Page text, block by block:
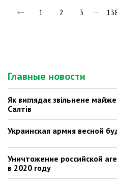
1 2 3 …
Главные новости
Як виглядає звільнене
Салтів
Украинская армия весной
Уничтожение российской
в 2020 году